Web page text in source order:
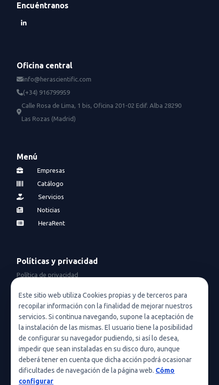
Este sitio web utiliza Cookies propias y de terceros para
recopilar información con la finalidad de mejorar nuestros
servicios. Si continua navegando, supone la aceptación de
la instalación de las mismas. El usuario tiene la posibilidad
de configurar su navegador pudiendo, si así lo desea,
impedir que sean instaladas en su disco duro, aunque
deberá tener en cuenta que dicha acción podrá ocasionar
dificultades de navegación de la página web. Cómo
configurar
Encuéntranos
Oficina central
info@herascientific.com
(+34) 916799959
Calle Rosa de Lima, 1 bis, Oficina 201-02 Edif. Alba 28290
Las Rozas (Madrid)
Menú
Empresas
Catálogo
Servicios
Noticias
HeraRent
Políticas y privacidad
Política de privacidad
Política de privacidad en redes sociales
Condiciones de uso
Política de cookies (UE)
Política de cookies
Condiciones generales de contratación
Nota legal